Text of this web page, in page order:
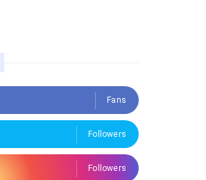
Fans
Followers
Followers